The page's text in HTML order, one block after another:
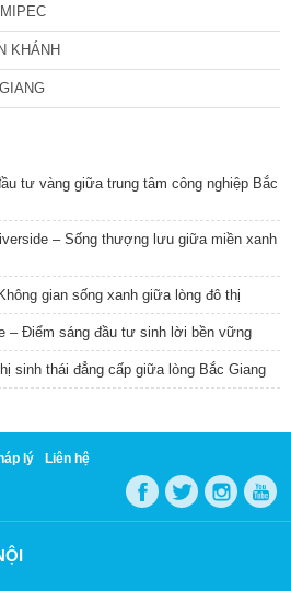
KHÁNH
tư vàng giữa trung tâm công nghiệp Bắc
– Sống thượng lưu giữa miền xanh
gian sống xanh giữa lòng đô thị
– Điểm sáng đầu tư sinh lời bền vững
sinh thái đẳng cấp giữa lòng Bắc Giang
lý Liên hệ